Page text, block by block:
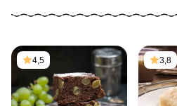
4,5 3,8